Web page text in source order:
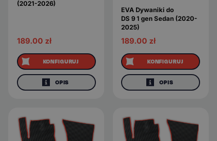
(2021-2026)
189.00 zł
KONFIGURUJ
OPIS
EVA Dywaniki do
DS 9 1 gen Sedan (2020-
2025)
189.00 zł
KONFIGURUJ
OPIS